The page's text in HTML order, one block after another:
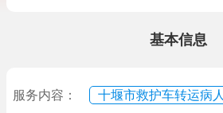
基本信息
服务内容： 十堰市救护车转运病人